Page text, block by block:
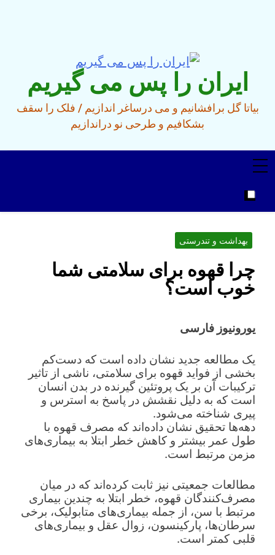
ایران را پس می گیریم
بیاتا گل برافشانیم و می درساغر اندازیم / فلک را سقف
بشکافیم و طرحی نو دراندازیم
بهداشت و تندرستی
چرا قهوه برای سلامتی شما
خوب است؟
یورونیوز فارسی
یک مطالعه جدید نشان داده است که دست‌کم
بخشی از فواید قهوه برای سلامتی، ناشی از تاثیر
ترکیبات آن بر یک پروتئین گیرنده در بدن انسان
است که به دلیل نقشش در پاسخ به استرس و
پیری شناخته می‌شود.
دهه‌ها تحقیق نشان داده‌اند که مصرف قهوه با
طول عمر بیشتر و کاهش خطر ابتلا به بیماری‌های
مزمن مرتبط است.
مطالعات جمعیتی نیز ثابت کرده‌اند که در میان
مصرف‌کنندگان قهوه، خطر ابتلا به چندین بیماری
مرتبط با سن، از جمله بیماری‌های متابولیک، برخی
سرطان‌ها، پارکینسون، زوال عقل و بیماری‌های
قلبی کمتر است.